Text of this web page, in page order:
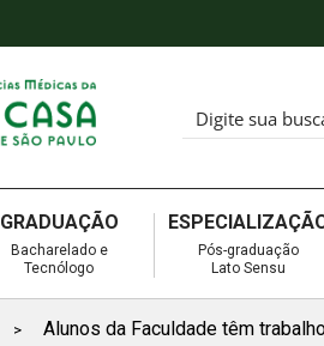
GRADUAÇÃO
Bacharelado e
Tecnólogo
Pós-graduação
Lato Sensu
> Alunos da Faculdade têm